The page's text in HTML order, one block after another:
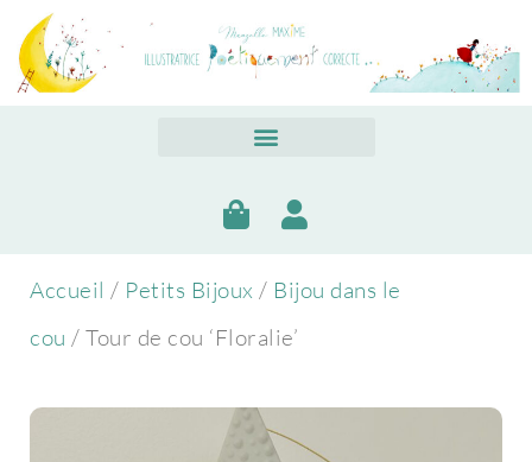
Accueil / Petits Bijoux / Bijou dans le
cou / Tour de cou ‘Floralie’